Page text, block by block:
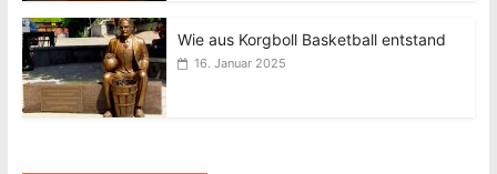
Wie aus Korgboll Basketball entstand
16. Januar 2025